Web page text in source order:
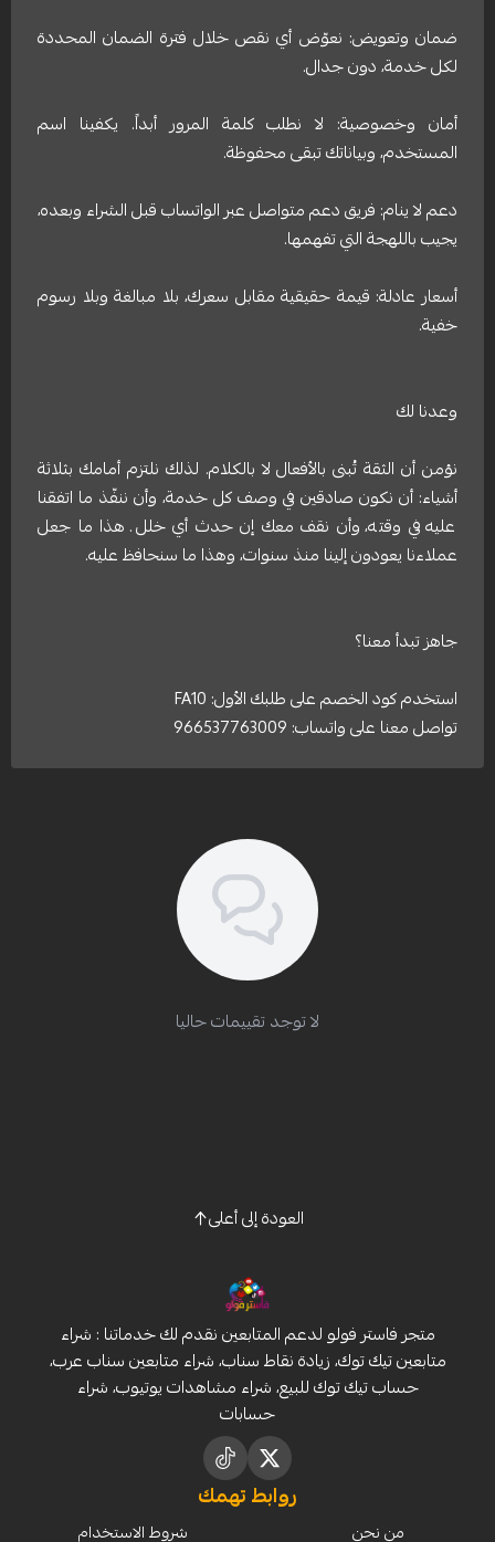
ضمان وتعويض: نعوّض أي نقص خلال فترة الضمان المحددة
لكل خدمة، دون جدال.
أمان وخصوصية: لا نطلب كلمة المرور أبداً. يكفينا اسم
المستخدم، وبياناتك تبقى محفوظة.
دعم لا ينام: فريق دعم متواصل عبر الواتساب قبل الشراء وبعده،
يجيب باللهجة التي تفهمها.
أسعار عادلة: قيمة حقيقية مقابل سعرك، بلا مبالغة وبلا رسوم
خفية.
وعدنا لك
نؤمن أن الثقة تُبنى بالأفعال لا بالكلام. لذلك نلتزم أمامك بثلاثة
أشياء: أن نكون صادقين في وصف كل خدمة، وأن ننفّذ ما اتفقنا
عليه في وقته، وأن نقف معك إن حدث أي خلل. هذا ما جعل
عملاءنا يعودون إلينا منذ سنوات، وهذا ما سنحافظ عليه.
جاهز تبدأ معنا؟
استخدم كود الخصم على طلبك الأول: FA10
تواصل معنا على واتساب: 966537763009
لا توجد تقييمات حاليا
العودة إلى أعلى
متجر فاستر فولو لدعم المتابعين نقدم لك خدماتنا : شراء
متابعين تيك توك، زيادة نقاط سناب، شراء متابعين سناب عرب،
حساب تيك توك للبيع، شراء مشاهدات يوتيوب، شراء
حسابات
روابط تهمك
من نحن شروط الاستخدام